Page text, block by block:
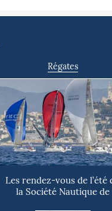
Régates
Les rendez-vous de l’été
la Société Nautique de